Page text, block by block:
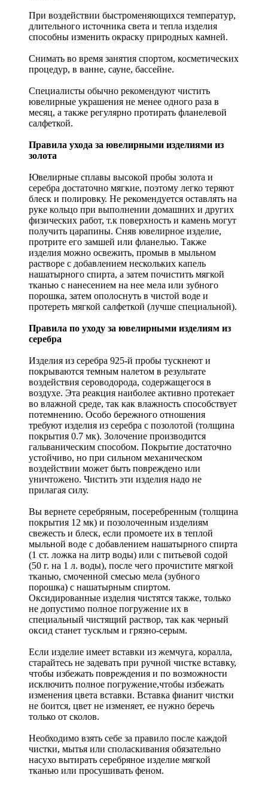
При воздействии быстроменяющихся температур,
длительного источника света и тепла изделия
способны изменить окраску природных камней.
Снимать во время занятия спортом, косметических
процедур, в ванне, сауне, бассейне.
Специалисты обычно рекомендуют чистить
ювелирные украшения не менее одного раза в
месяц, а также регулярно протирать фланелевой
салфеткой.
Правила ухода за ювелирными изделиями из
золота
Ювелирные сплавы высокой пробы золота и
серебра достаточно мягкие, поэтому легко теряют
блеск и полировку. Не рекомендуется оставлять на
руке кольцо при выполнении домашних и других
физических работ, т.к поверхность и камень могут
получить царапины. Сняв ювелирное изделие,
протрите его замшей или фланелью. Также
изделия можно освежить, промыв в мыльном
растворе с добавлением нескольких капель
нашатырного спирта, а затем почистить мягкой
тканью с нанесением на нее мела или зубного
порошка, затем ополоснуть в чистой воде и
протереть мягкой салфеткой (лучше специальной).
Правила по уходу за ювелирными изделиям из
серебра
Изделия из серебра 925-й пробы тускнеют и
покрываются темным налетом в результате
воздействия сероводорода, содержащегося в
воздухе. Эта реакция наиболее активно протекает
во влажной среде, так как влажность способствует
потемнению. Особо бережного отношения
требуют изделия из серебра с позолотой (толщина
покрытия 0.7 мк). Золочение производится
гальваническим способом. Покрытие достаточно
устойчиво, но при сильном механическом
воздействии может быть повреждено или
уничтожено. Чистить эти изделия надо не
прилагая силу.
Вы вернете серебряным, посеребренным (толщина
покрытия 12 мк) и позолоченным изделиям
свежесть и блеск, если промоете их в теплой
мыльной воде с добавлением нашатырного спирта
(1 ст. ложка на литр воды) или с питьевой содой
(50 г. на 1 л. воды), после чего прочистите мягкой
тканью, смоченной смесью мела (зубного
порошка) с нашатырным спиртом.
Оксидированные изделия чистятся также, только
не допустимо полное погружение их в
специальный чистящий раствор, так как черный
оксид станет тусклым и грязно-серым.
Если изделие имеет вставки из жемчуга, коралла,
старайтесь не задевать при ручной чистке вставку,
чтобы избежать повреждения и по возможности
исключить полное погружение,чтобы избежать
изменения цвета вставки. Вставка фианит чистки
не боится, цвет не изменяет, ее нужно беречь
только от сколов.
Необходимо взять себе за правило после каждой
чистки, мытья или споласкивания обязательно
насухо вытирать серебряное изделие мягкой
тканью или просушивать феном.